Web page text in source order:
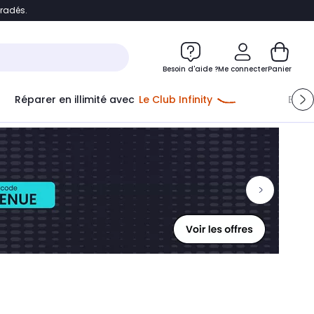
Besoin d'aide ?Me connecterPanier
Réparer en illimité avec Le Club Infinity